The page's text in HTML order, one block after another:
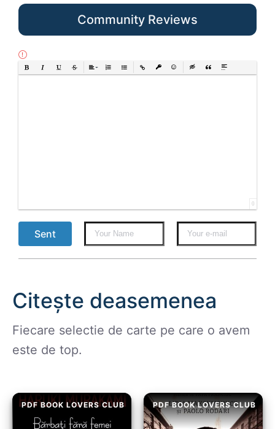
Community Reviews
Bold Italic UnderlineStrikethrough
AlignOrdered List
Unordered List
Insert LinkInsert protected link
EmoticonsInsert hidden text
Insert Quote
Insert spoiler
0
Sent
Citește deasemenea
Fiecare selectie de carte pe care o avem
este de top.
PDF BOOK LOVERS CLUB PDF BOOK LOVERS CLUB